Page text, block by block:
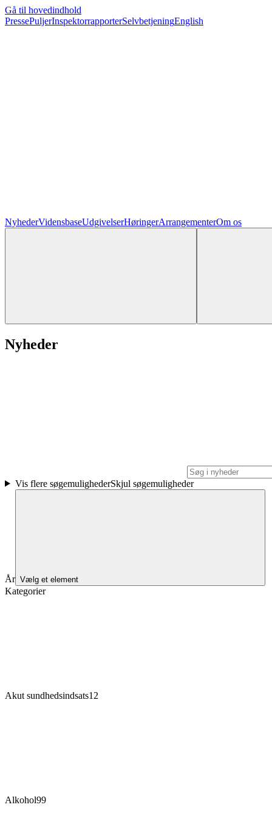
Gå til hovedindhold
PressePuljerInspektorrapporterSelvbetjeningEnglish
NyhederVidensbaseUdgivelserHøringerArrangementerOm os
Nyheder
Vis flere søgemulighederSkjul søgemuligheder
År Vælg et element
Kategorier
Akut sundhedsindsats12
Alkohol99